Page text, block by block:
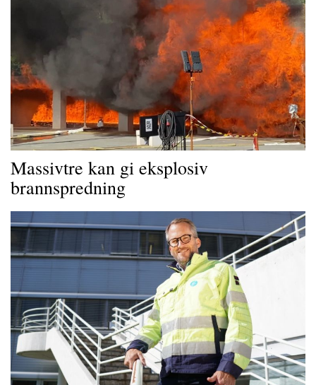
Massivtre kan gi eksplosiv
brannspredning